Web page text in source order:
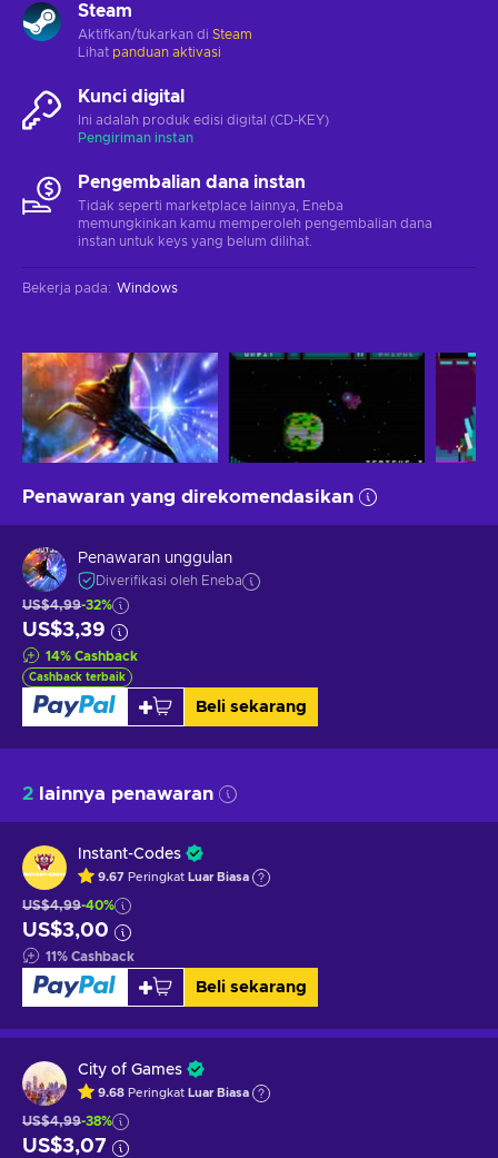
Steam
Aktifkan/tukarkan di Steam
Lihat panduan aktivasi
Kunci digital
Ini adalah produk edisi digital (CD-KEY)
Pengiriman instan
Pengembalian dana instan
Tidak seperti marketplace lainnya, Eneba
memungkinkan kamu memperoleh pengembalian dana
instan untuk keys yang belum dilihat.
Bekerja pada: Windows
Penawaran yang direkomendasikan
Penawaran unggulan
Diverifikasi oleh Eneba
US$4,99-32%
US$3,39
14% Cashback
Cashback terbaik
Beli sekarang
2 lainnya penawaran
Instant-Codes
9.67 Peringkat Luar Biasa
US$4,99-40%
US$3,00
11% Cashback
Beli sekarang
City of Games
9.68 Peringkat Luar Biasa
US$4,99-38%
US$3,07